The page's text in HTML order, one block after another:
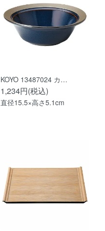
KOYO 13487024 カ…
1,234円(税込)
直径15.5×高さ5.1cm